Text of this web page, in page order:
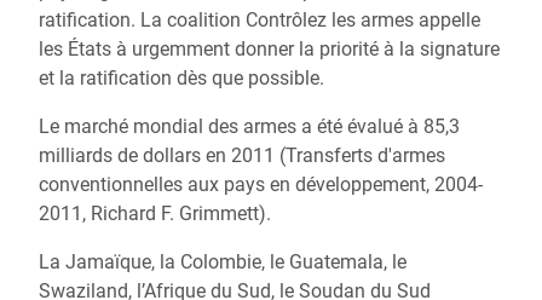
ratification. La coalition Contrôlez les armes appelle
les États à urgemment donner la priorité à la signature
et la ratification dès que possible.
Le marché mondial des armes a été évalué à 85,3
milliards de dollars en 2011 (Transferts d'armes
conventionnelles aux pays en développement, 2004-
2011, Richard F. Grimmett).
La Jamaïque, la Colombie, le Guatemala, le
Swaziland, l’Afrique du Sud, le Soudan du Sud